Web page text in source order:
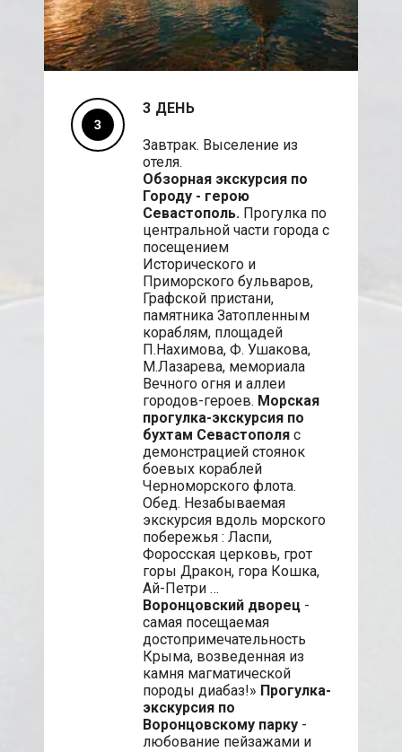
3 ДЕНЬ
Завтрак. Выселение из
отеля.
Обзорная экскурсия по
Городу - герою
Севастополь. Прогулка по
центральной части города с
посещением
Исторического и
Приморского бульваров,
Графской пристани,
памятника Затопленным
кораблям, площадей
П.Нахимова, Ф. Ушакова,
М.Лазарева, мемориала
Вечного огня и аллеи
городов-героев. Морская
прогулка-экскурсия по
бухтам Севастополя с
демонстрацией стоянок
боевых кораблей
Черноморского флота.
Обед. Незабываемая
экскурсия вдоль морского
побережья : Ласпи,
Форосская церковь, грот
горы Дракон, гора Кошка,
Ай-Петри …
Воронцовский дворец -
самая посещаемая
достопримечательность
Крыма, возведенная из
камня магматической
породы диабаз!» Прогулка-
экскурсия по
Воронцовскому парку -
любование пейзажами и